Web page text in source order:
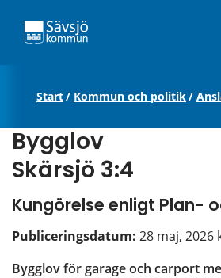
Start/ Kommun och politik/
Bygglov
Skärsjö 3:4
Kungörelse enligt Plan-
Publiceringsdatum: 28 maj, 2026
Bygglov för garage och carport